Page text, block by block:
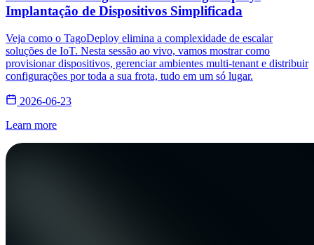
Implantação de Dispositivos Simplificada
Veja como o TagoDeploy elimina a complexidade de escalar
soluções de IoT. Nesta sessão ao vivo, vamos mostrar como
provisionar dispositivos, gerenciar ambientes multi-tenant e distribuir
configurações por toda a sua frota, tudo em um só lugar.
2026-06-23
Learn more